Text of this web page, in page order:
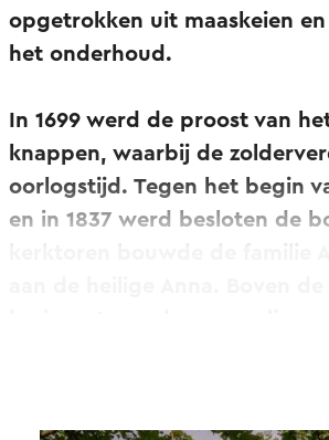
opgetrokken uit maaskeien
het onderhoud.
In 1699 werd de proost van
knappen, waarbij de
oorlogstijd. Tegen het begin
en in 1837 werd besloten de
herinnert aan de voormalige